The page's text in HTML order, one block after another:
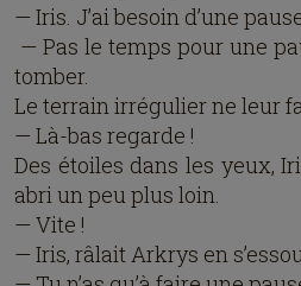
— Iris. J’ai besoin d’une
— Pas le temps pour une
tomber.
Le terrain irrégulier ne leur
— Là-bas regarde !
Des étoiles dans les yeux,
abri un peu plus loin.
— Vite !
— Iris, râlait Arkrys en